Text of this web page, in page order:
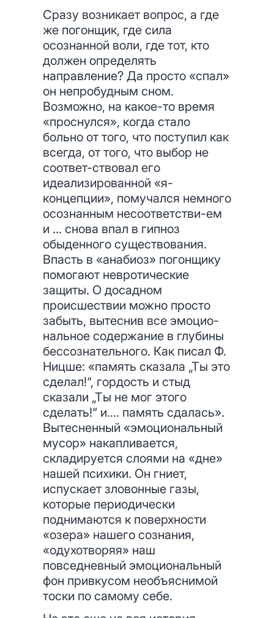
Сразу возникает вопрос, а где
же погонщик, где сила
осознанной воли, где тот, кто
должен определять
направление? Да просто «спал»
он непробудным сном.
Возможно, на какое-то время
«проснулся», когда стало
больно от того, что поступил как
всегда, от того, что выбор не
соответ-ствовал его
идеализированной «я-
концепции», помучался немного
осознанным несоответстви-ем
и ... снова впал в гипноз
обыденного существования.
Впасть в «анабиоз» погонщику
помогают невротические
защиты. О досадном
происшествии можно просто
забыть, вытеснив все эмоцио-
нальное содержание в глубины
бессознательного. Как писал Ф.
Ницше: «память сказала „Ты это
сделал!“, гордость и стыд
сказали „Ты не мог этого
сделать!“ и.... память сдалась».
Вытесненный «эмоциональный
мусор» накапливается,
складируется слоями на «дне»
нашей психики. Он гниет,
испускает зловонные газы,
которые периодически
поднимаются к поверхности
«озера» нашего сознания,
«одухотворяя» наш
повседневный эмоциональный
фон привкусом необъяснимой
тоски по самому себе.